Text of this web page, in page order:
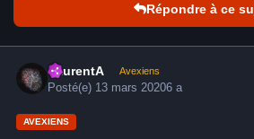
Répondre à ce
LaurentA Avexiens
Posté(e) 13 mars 20206 a
AVEXIENS